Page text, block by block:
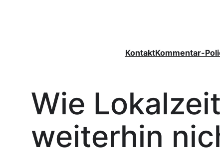
KontaktKommentar-
Wie
weiterhin